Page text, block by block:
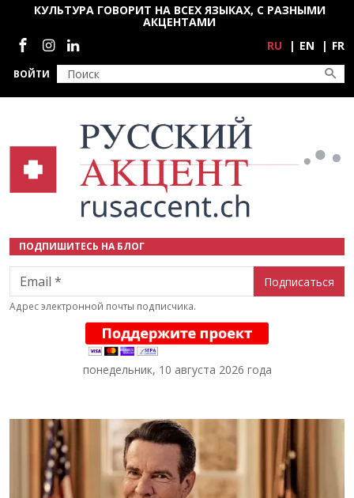
Перейти к основному содержанию
ВОЙТИ
КУЛЬТУРА ГОВОРИТ НА ВСЕХ ЯЗЫКАХ, С РАЗНЫМИ
АКЦЕНТАМИ
Социальные сети
RU EN FR
ПОДПИШИТЕСЬ НА БЛОГ
Email
Адрес электронной почты подписчика.
понедельник, 10 августа 2026 года